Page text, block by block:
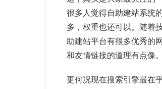
很多人觉得自助建站系统
多，权重也还可以。随着
助建站平台有很多优秀的
和友情链接的道理有点像。
更何况现在搜索引擎最在